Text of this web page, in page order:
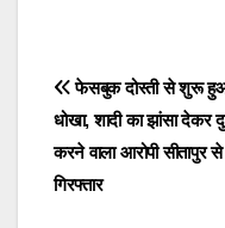
Post
फेसबुक दोस्ती से शुरू
धोखा, शादी का झांसा देकर
करने वाला आरोपी सीतापुर से
गिरफ्तार